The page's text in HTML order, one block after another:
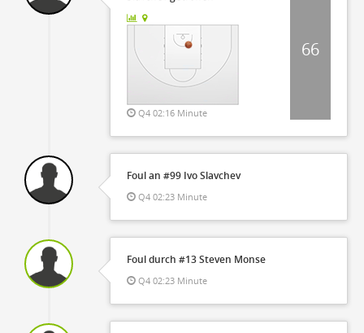
Q4 02:16 Minute
66
Foul an #99 Ivo Slavchev
Q4 02:23 Minute
Foul durch #13 Steven Monse
Q4 02:23 Minute